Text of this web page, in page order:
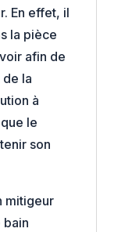
En effet, il
la pièce
afin de
de la
à
le
son
mitigeur
bain